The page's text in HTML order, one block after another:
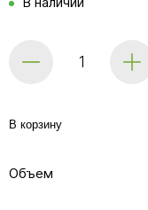
В корзину
Объем